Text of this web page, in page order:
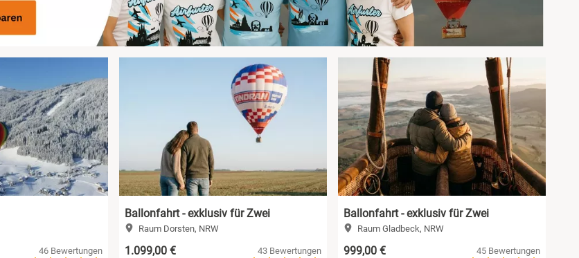
46 Bewertungen
Ballonfahrt - exklusiv für Zwei
Raum Dorsten, NRW
1.099,00 € 43 Bewertungen
Ballonfahrt - exklusiv für Zwei
Raum Gladbeck, NRW
999,00 € 45 Bewertungen